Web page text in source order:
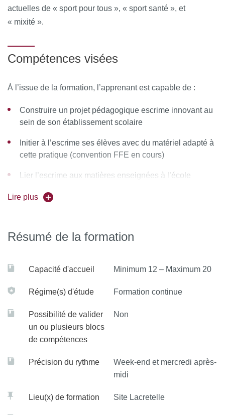
actuelles de « sport pour tous », « sport santé », et
« mixité ».
Compétences visées
À l’issue de la formation, l’apprenant est capable de :
Construire un projet pédagogique escrime innovant au
sein de son établissement scolaire
Initier à l’escrime ses élèves avec du matériel adapté à
cette pratique (convention FFE en cours)
Lier l’escrime aux matières enseignées à l’école
mathématiques, par exemple).
Lire plus
Résumé de la formation
Capacité d'accueil Minimum 12 – Maximum 20
Régime(s) d'étude Formation continue
Possibilité de valider
un ou plusieurs blocs
de compétences
Non
Précision du rythme
Week-end et mercredi après-
midi
Lieu(x) de formation Site Lacretelle